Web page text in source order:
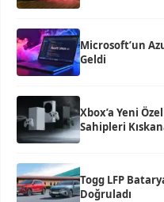
Microsoft’un
Geldi
Xbox’a Yeni
Sahipleri
Togg LFP
Doğruladı